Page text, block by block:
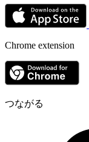
Chrome extension
つながる